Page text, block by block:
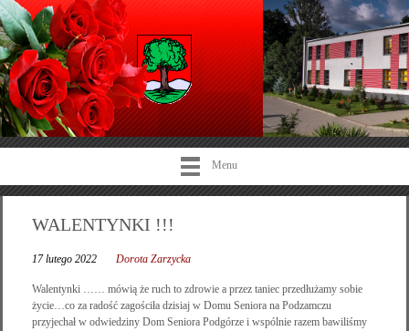
Menu
WALENTYNKI !!!
17 lutego 2022 Dorota Zarzycka
Walentynki …… mówią że ruch to zdrowie a przez taniec przedłużamy sobie
życie…co za radość zagościła dzisiaj w Domu Seniora na Podzamczu
przyjechał w odwiedziny Dom Seniora Podgórze i wspólnie razem bawiliśmy